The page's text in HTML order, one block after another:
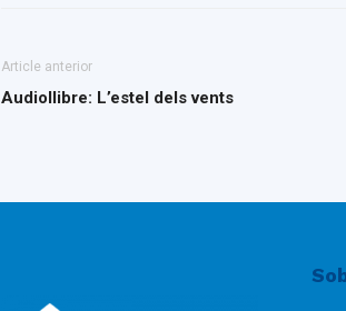
Article anterior
Audiollibre: L’estel dels vents